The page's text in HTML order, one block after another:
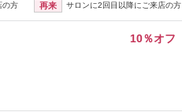
の方 再来 サロンに2回目以降にご来店の方
10％オフ